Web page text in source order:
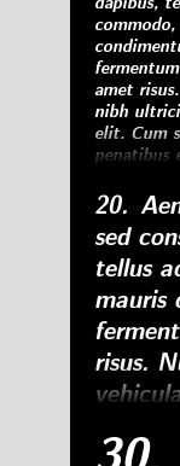
amet
nibh
elit. Cum
penatibus
ridiculus
libero, a
20.
sed
tellus
mauris
risus.